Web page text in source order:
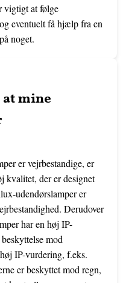
vigtigt at følge
eventuelt få hjælp fra en
noget.
mine
er vejrbestandige, er
kvalitet, der er designet
udendørslamper er
Derudover
har en høj IP-
mod
IP-vurdering, f.eks.
er beskyttet mod regn,